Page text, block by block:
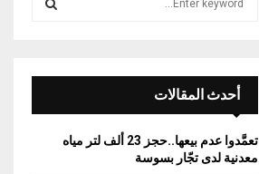
r
:
E
A
أحدث المقالات
تعمَّدوا عدم بيعها..حجز 23 ألف لتر مياه
معدنية لدى تجّار بسوسة